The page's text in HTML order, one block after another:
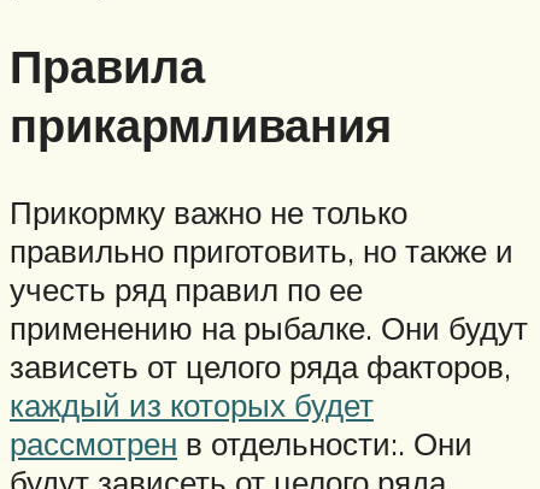
Правила
прикармливания
Прикормку важно не только
правильно приготовить, но также и
учесть ряд правил по ее
применению на рыбалке. Они будут
зависеть от целого ряда факторов,
каждый из которых будет
рассмотрен в отдельности:. Они